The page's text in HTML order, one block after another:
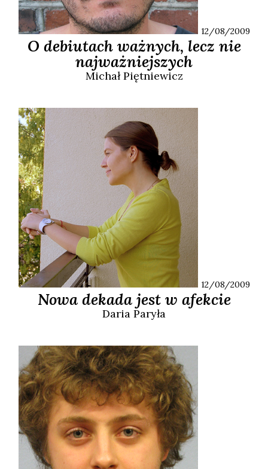
12/08/2009
O debiutach ważnych, lecz nie
najważniejszych
MichałPiętniewicz
12/08/2009
Nowa dekada jest w afekcie
Daria Paryła